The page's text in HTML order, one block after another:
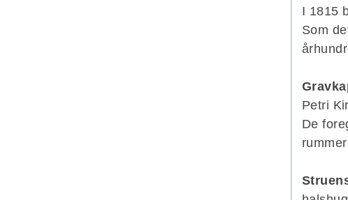
I 1815
Som
Petri
De